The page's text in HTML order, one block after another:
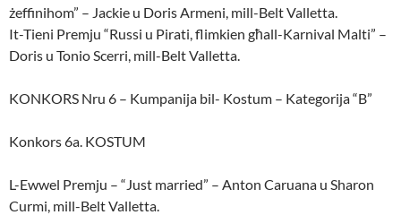
żeffinihom” – Jackie u Doris Armeni, mill-Belt Valletta.
It-Tieni Premju “Russi u Pirati, flimkien għall-Karnival Malti” –
Doris u Tonio Scerri, mill-Belt Valletta.
KONKORS Nru 6 – Kumpanija bil- Kostum – Kategorija “B”
Konkors 6a. KOSTUM
L-Ewwel Premju – “Just married” – Anton Caruana u Sharon
Curmi, mill-Belt Valletta.